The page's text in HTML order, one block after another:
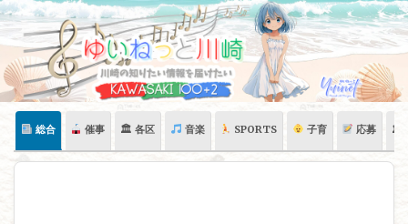
Skip
content
総合 催事 🏛 各区 音楽 SPORTS 子育 応募 🏛